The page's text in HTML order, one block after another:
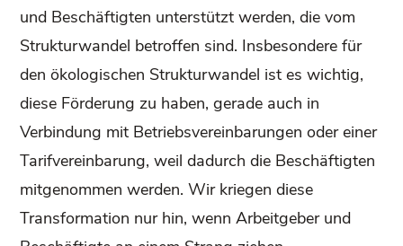
und Beschäftigten unterstützt werden, die vom
Strukturwandel betroffen sind. Insbesondere für
den ökologischen Strukturwandel ist es wichtig,
diese Förderung zu haben, gerade auch in
Verbindung mit Betriebsvereinbarungen oder einer
Tarifvereinbarung, weil dadurch die Beschäftigten
mitgenommen werden. Wir kriegen diese
Transformation nur hin, wenn Arbeitgeber und